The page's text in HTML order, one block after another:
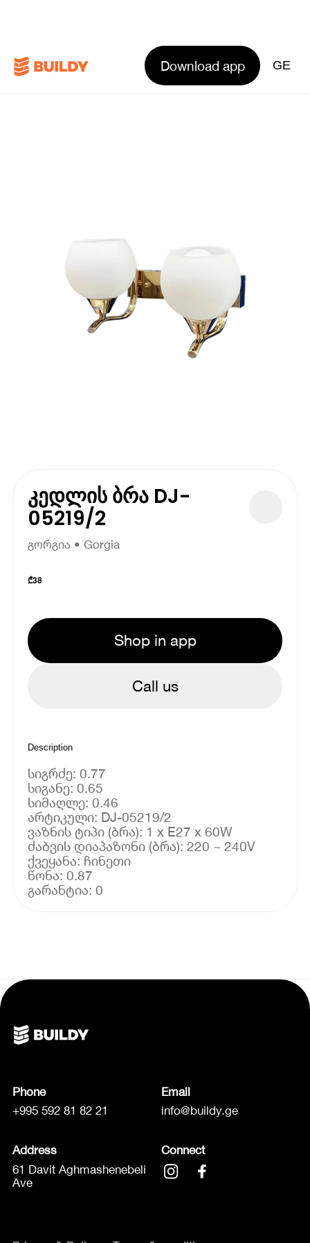
Download app GE
კედლის ბრა DJ-
05219/2
გორგია • Gorgia
₾38
Shop in app
Call us
Description
სიგრძე: 0.77
სიგანე: 0.65
სიმაღლე: 0.46
არტიკული: DJ-05219/2
ვაზნის ტიპი (ბრა): 1 x E27 x 60W
ძაბვის დიაპაზონი (ბრა): 220 ~ 240V
ქვეყანა: ჩინეთი
წონა: 0.87
Phone
+995 592 81 82 21
Email
info@buildy.ge
Address
61 Davit Aghmashenebeli
Ave
Connect